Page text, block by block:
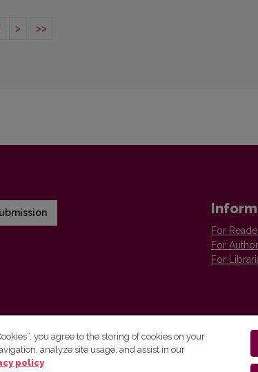
> >>
For
For
For
leidykla
you agree to the storing of cookies on your
analyze site usage, and assist in our
policy